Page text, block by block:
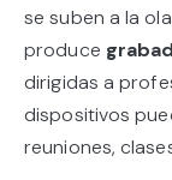
se suben a la
produce
dirigidas a
dispositivos
reuniones,